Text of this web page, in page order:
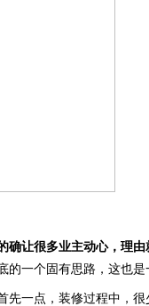
让很多业主动心，理
一个固有思路，这也
一点，装修过程中，